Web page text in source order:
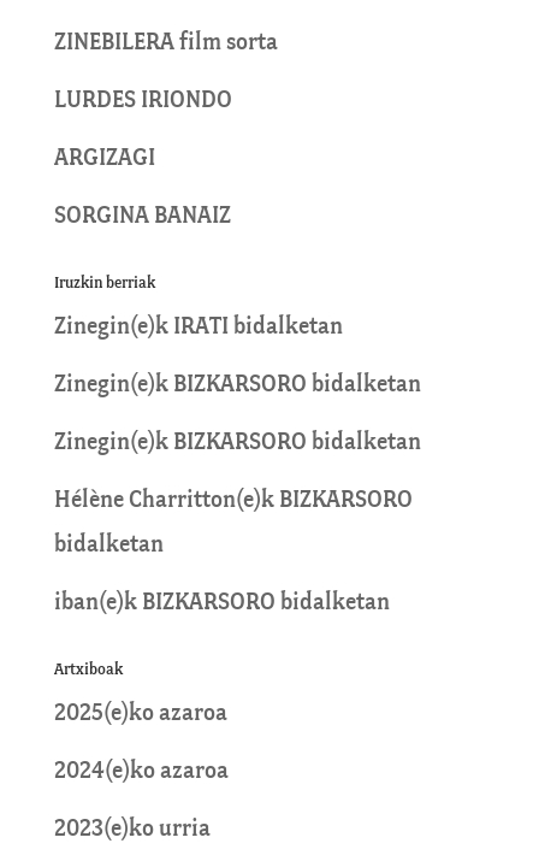
ZINEBILERA film sorta
LURDES IRIONDO
ARGIZAGI
SORGINA BANAIZ
Iruzkin berriak
Zinegin(e)k IRATI bidalketan
Zinegin(e)k BIZKARSORO bidalketan
Zinegin(e)k BIZKARSORO bidalketan
Hélène Charritton(e)k BIZKARSORO
bidalketan
iban(e)k BIZKARSORO bidalketan
Artxiboak
2025(e)ko azaroa
2024(e)ko azaroa
2023(e)ko urria